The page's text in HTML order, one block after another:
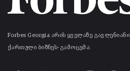
Forbes Georgia არის ყველაზე გავლენიანი
ქართული ბიზნეს-გამოცემა.